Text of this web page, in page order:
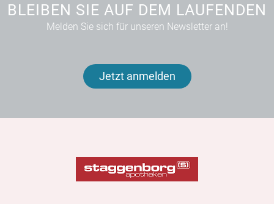
BLEIBEN SIE AUF DEM LAUFENDEN
Melden Sie sich für unseren Newsletter an!
Jetzt anmelden